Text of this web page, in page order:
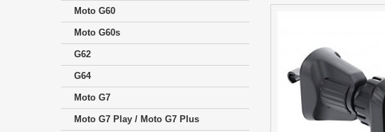
Moto G60
Moto G60s
G62
G64
Moto G7
Moto G7 Play / Moto G7 Plus